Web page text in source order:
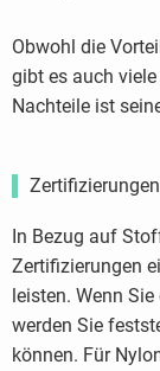
Obwohl die
gibt es auch
Nachteile ist
In Bezug auf
Zertifizierungen
leisten. Wenn
werden Sie
können. Für